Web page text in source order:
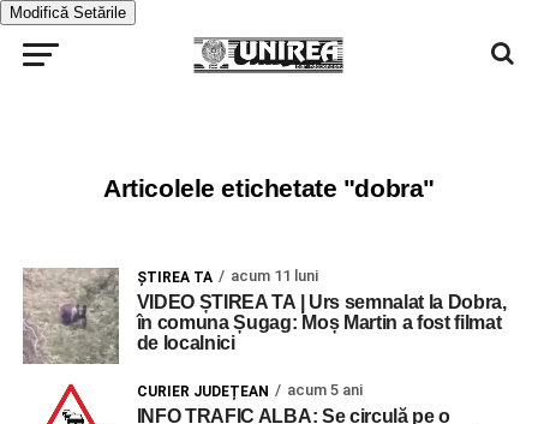
Modifică Setările
Articolele etichetate "dobra"
ŞTIREA TA acum 11 luni
VIDEO ȘTIREA TA | Urs semnalat la Dobra,
în comuna Șugag: Moș Martin a fost filmat
de localnici
CURIER JUDEȚEAN acum 5 ani
INFO TRAFIC ALBA: Se circulă pe o